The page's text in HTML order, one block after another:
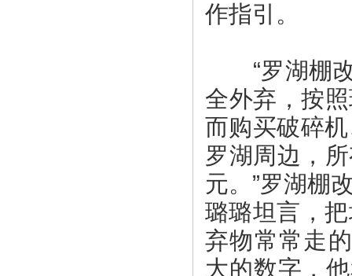
作指引。
“罗湖棚改
全外弃，按
而购买破碎
罗湖周边，
元。”罗湖棚
璐璐坦言，
弃物常常走
大的数字，